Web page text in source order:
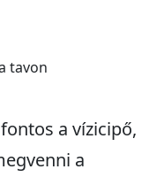
a vízicipő,
a